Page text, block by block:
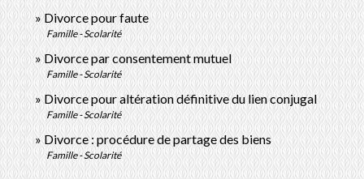
Divorce pour faute
Famille - Scolarité
Divorce par consentement mutuel
Famille - Scolarité
Divorce pour altération définitive du lien conjugal
Famille - Scolarité
Divorce : procédure de partage des biens
Famille - Scolarité